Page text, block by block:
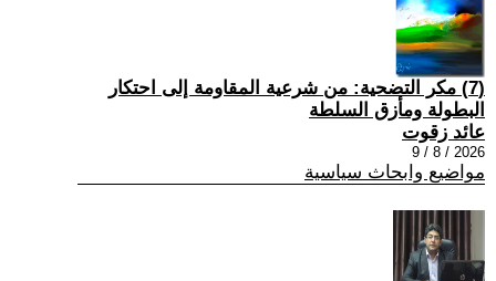
(7) مكر التضحية: من شرعية المقاومة إلى احتكار
البطولة ومأزق السلطة
عائد زقوت
2026 / 8 / 9
مواضيع وابحاث سياسية